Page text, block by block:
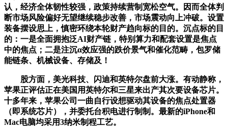
认，经济全体韧性较强，政策持续营制宽松空气。因而全体判
断市场风险偏好无望继续稳步改善，市场震动向上冲破。设置
装备摆设思上，慎密环绕本轮财产趋向标的目的。沉点标的目
的：一是全面拥抱泛AI财产链，特别算力和配套设置是焦点
中的焦点；二是注沉α效应强的跌价景气和催化范畴，包罗储
能链条、机械设备、存储及！
股方面，美光科技、闪迪和英特尔盘前大涨。有动静称，
苹果正评估正在美国用英特尔和三星来出产其次要设备芯片。
十多年来，苹果公司一曲自行设想驱动其设备的焦点处置器
（即系统芯片），并委托台积电进行制制。最新的iPhone和
Mac电脑均采用3纳米制程工艺。